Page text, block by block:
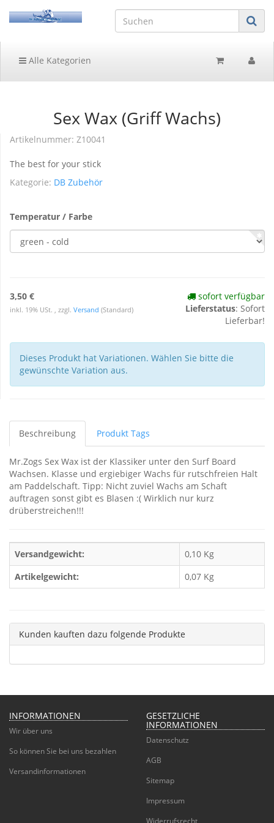
Alle Kategorien
Sex Wax (Griff Wachs)
Artikelnummer: Z10041
The best for your stick
Kategorie: DB Zubehör
Temperatur / Farbe
3,50 €
inkl. 19% USt. , zzgl. Versand (Standard)
sofort verfügbar
Lieferstatus: Sofort
Lieferbar!
Dieses Produkt hat Variationen. Wählen Sie bitte die
gewünschte Variation aus.
Beschreibung Produkt Tags
Mr.Zogs Sex Wax ist der Klassiker unter den Surf Board
Wachsen. Klasse und ergiebiger Wachs für rutschfreien Halt
am Paddelschaft. Tipp: Nicht zuviel Wachs am Schaft
auftragen sonst gibt es Blasen :( Wirklich nur kurz
drüberstreichen!!!
Versandgewicht:
0,10 Kg
Artikelgewicht:
0,07 Kg
Kunden kauften dazu folgende Produkte
INFORMATIONEN
Wir über uns
So können Sie bei uns bezahlen
Versandinformationen
GESETZLICHE
INFORMATIONEN
Datenschutz
AGB
Sitemap
Impressum
Widerrufsrecht